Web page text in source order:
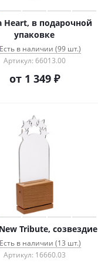
Heart, в подарочной
упаковке
Есть в наличии (99 шт.)
Артикул: 66013.00
от 1 349 ₽
Tribute, созвездие
Есть в наличии (13 шт.)
Артикул: 16660.03